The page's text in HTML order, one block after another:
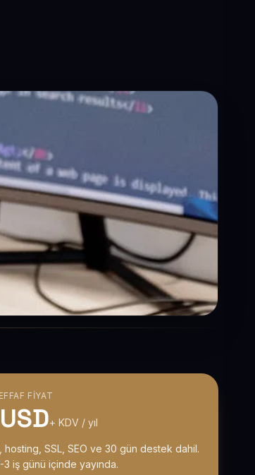
FIYAT
+ KDV / yıl
hosting, SSL, SEO ve 30 gün destek dahil.
3 iş günü içinde yayında.